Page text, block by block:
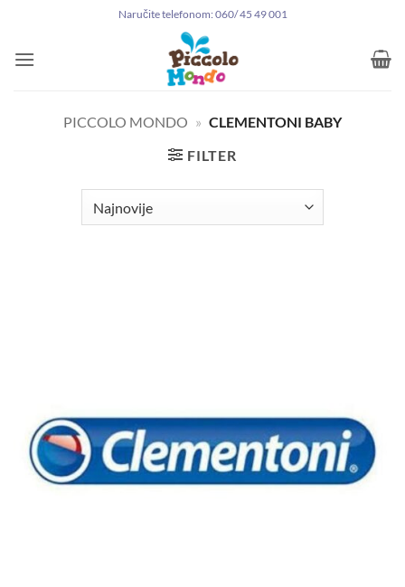
sadržaj
Naručite telefonom: 060/ 45 49 001
PICCOLO MONDO » CLEMENTONI BABY
FILTER